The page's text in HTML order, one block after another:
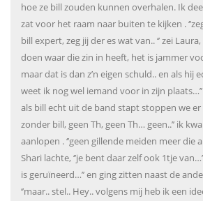
hoe ze bill zouden kunnen overhalen. Ik
zat voor het raam naar buiten te kijken .
bill expert, zeg jij der es wat van.. ‘’ zei
doen waar die zin in heeft, het is jammer
maar dat is dan z’n eigen schuld.. en als hij
weet ik nog wel iemand voor in zijn plaats…’’
als bill echt uit de band stapt stoppen we er
zonder bill, geen Th, geen Th… geen..’’ ik
aanlopen . ‘’geen gillende meiden meer die
Shari lachte, ‘’je bent daar zelf ook 1tje
is geruïneerd…’’ en ging zitten naast de
‘’maar.. stel.. Hey.. volgens mij heb ik een